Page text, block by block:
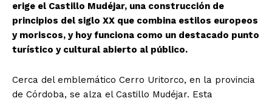
erige el Castillo Mudéjar, una construcción de
principios del siglo XX que combina estilos europeos
y moriscos, y hoy funciona como un destacado punto
turístico y cultural abierto al público.
Cerca del emblemático Cerro Uritorco, en la provincia
de Córdoba, se alza el Castillo Mudéjar. Esta